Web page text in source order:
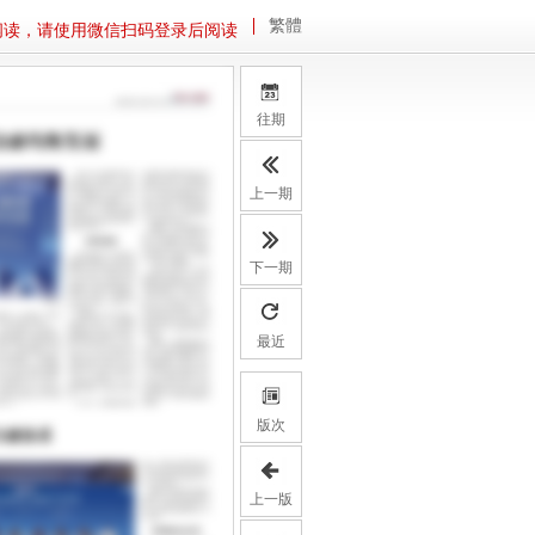
，请使用微信扫码登录后阅读 繁體
往期
上一期
下一期
最近
版次
上一版